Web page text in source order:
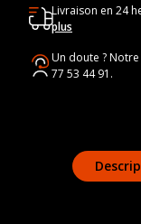
Longueur du
Épaisseur de
Nombre de
Livraison en 24
plus
Un doute ?
77 53 44 91.